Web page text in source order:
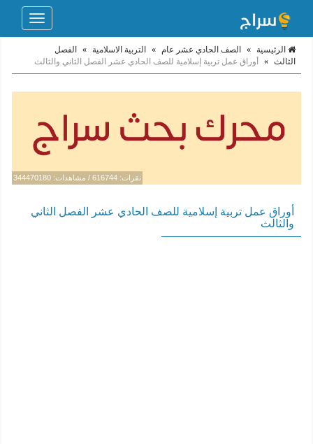
Toggle
الرئيسية » الصف الحادي عشر عام » التربية الاسلامية »
الفصل
الثالث » أوراق عمل تربية إسلامية للصف الحادي عشر الفصل الثاني والثالث
نقرات: 616744 / مشاهدات: 344470180
أوراق عمل تربية إسلامية للصف الحادي عشر الفصل الثاني
والثالث